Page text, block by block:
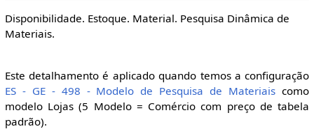
Disponibilidade. Estoque. Material. Pesquisa Dinâmica de
Materiais.
Este detalhamento é aplicado quando temos a configuração
ES - GE - 498 - Modelo de Pesquisa de Materiais como
modelo Lojas (5 Modelo = Comércio com preço de tabela
padrão).